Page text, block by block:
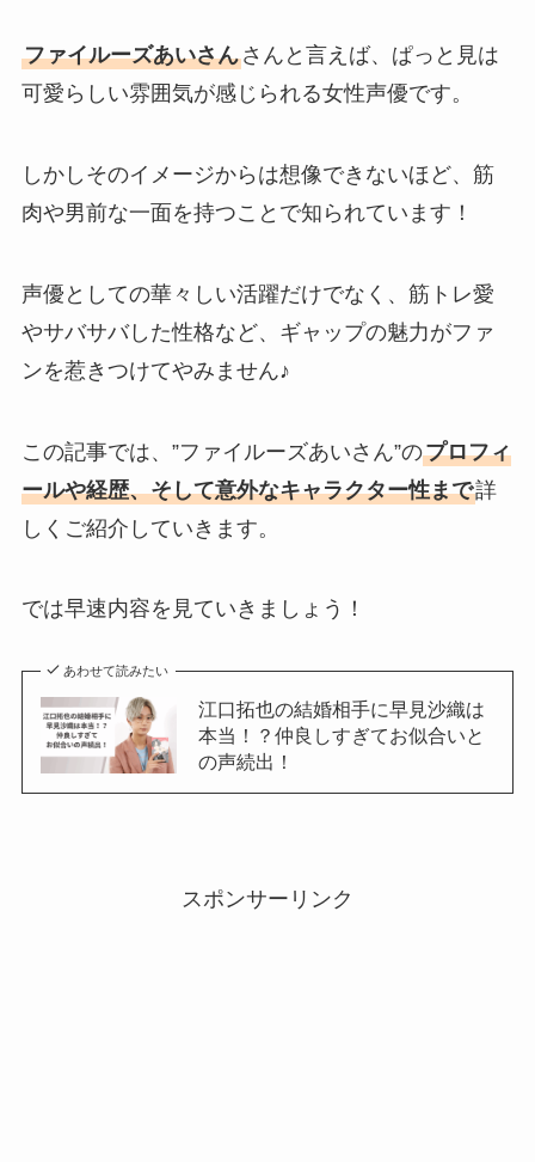
ファイルーズあいさんさんと言えば、ぱっと見は
可愛らしい雰囲気が感じられる女性声優です。
しかしそのイメージからは想像できないほど、筋
肉や男前な一面を持つことで知られています！
声優としての華々しい活躍だけでなく、筋トレ愛
やサバサバした性格など、ギャップの魅力がファ
ンを惹きつけてやみません♪
この記事では、”ファイルーズあいさん”のプロフィ
ールや経歴、そして意外なキャラクター性まで詳
しくご紹介していきます。
では早速内容を見ていきましょう！
あわせて読みたい
江口拓也の結婚相手に早見沙織は
本当！？仲良しすぎてお似合いと
の声続出！
スポンサーリンク